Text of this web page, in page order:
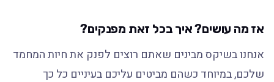
אז מה עושים? איך בכל זאת מפנקים?
אנחנו בשיקס מבינים שאתם רוצים לפנק את חיות המחמד
שלכם, במיוחד כשהם מביטים עליכם בעיניים כל כך